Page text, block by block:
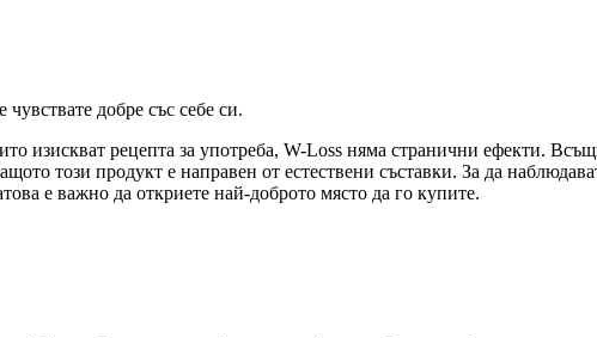
добре със себе си.
изискват рецепта за употреба, W-Loss няма странични ефекти.
този продукт е направен от естествени съставки. За да
е важно да откриете най-доброто място да го купите.